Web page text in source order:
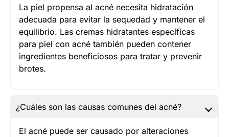
La piel propensa al acné necesita hidratación
adecuada para evitar la sequedad y mantener el
equilibrio. Las cremas hidratantes específicas
para piel con acné también pueden contener
ingredientes beneficiosos para tratar y prevenir
brotes.
¿Cuáles son las causas comunes del acné?
El acné puede ser causado por alteraciones